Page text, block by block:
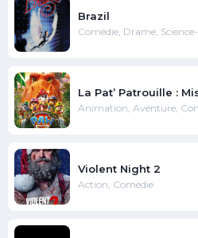
Brazil
Comédie, Drame,
La Pat’ Patrouille :
Animation, Aventure,
Violent Night 2
Action, Comédie